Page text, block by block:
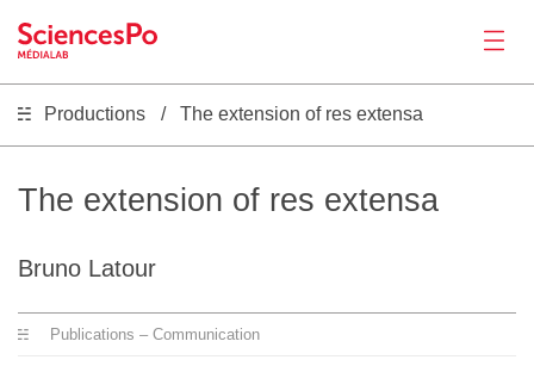
Actualités
Productions
Activités
Outils
Productions The extension of res extensa
The extension of res extensa
Bruno Latour
Publications – Communication